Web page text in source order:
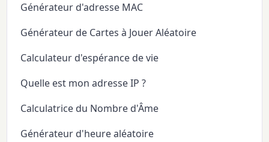
Générateur d'adresse MAC
Générateur de Cartes à Jouer Aléatoire
Calculateur d'espérance de vie
Quelle est mon adresse IP ?
Calculatrice du Nombre d'Âme
Générateur d'heure aléatoire